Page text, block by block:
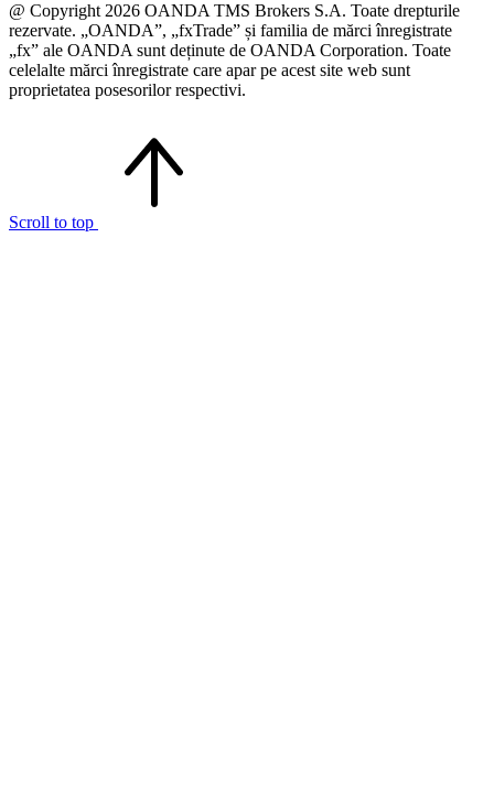
@ Copyright 2026 OANDA TMS Brokers S.A. Toate drepturile
rezervate. „OANDA”, „fxTrade” și familia de mărci înregistrate
„fx” ale OANDA sunt deținute de OANDA Corporation. Toate
celelalte mărci înregistrate care apar pe acest site web sunt
proprietatea posesorilor respectivi.
Scroll to top